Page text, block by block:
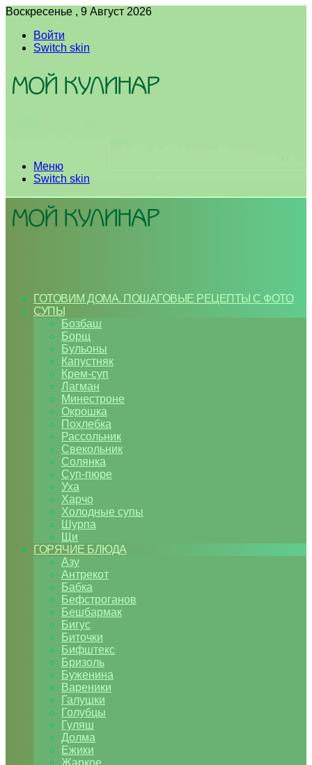
Воскресенье , 9 Август 2026
Войти
Switch skin
Меню
Switch skin
ГОТОВИМ ДОМА. ПОШАГОВЫЕ РЕЦЕПТЫ С ФОТО
СУПЫ
Бозбаш
Борщ
Бульоны
Капустняк
Крем-суп
Лагман
Минестроне
Окрошка
Похлебка
Рассольник
Свекольник
Солянка
Суп-пюре
Уха
Харчо
Холодные супы
Шурпа
Щи
ГОРЯЧИЕ БЛЮДА
Азу
Антрекот
Бабка
Бефстроганов
Бешбармак
Бигус
Биточки
Бифштекс
Бризоль
Буженина
Вареники
Галушки
Голубцы
Гуляш
Долма
Ежики
Жаркое